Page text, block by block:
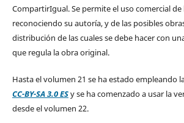
CompartirIgual. Se permite el uso comercial de
reconociendo su autoría, y de las posibles
distribución de las cuales se debe hacer con
que regula la obra original.
Hasta el volumen 21 se ha estado empleando
CC-BY-SA 3.0 ESy se ha comenzado a usar la
desde el volumen 22.